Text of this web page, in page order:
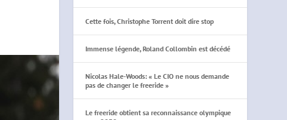
Cette fois, Christophe Torrent doit dire stop
Immense légende, Roland Collombin est décédé
Nicolas Hale-Woods: « Le CIO ne nous demande
pas de changer le freeride »
Le freeride obtient sa reconnaissance olympique